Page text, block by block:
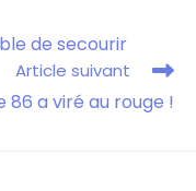
de secourir
Article suivant
86 a viré au rouge !